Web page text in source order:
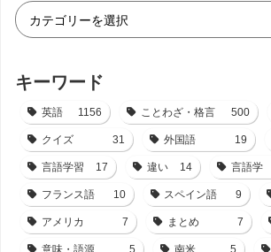
キーワード
英語 1156 ことわざ・格言 500
クイズ 31 外国語 19
言語学習 17 違い 14 言語学
フランス語 10 スペイン語 9
アメリカ 7 まとめ 7
意味・語源 5 南米 5